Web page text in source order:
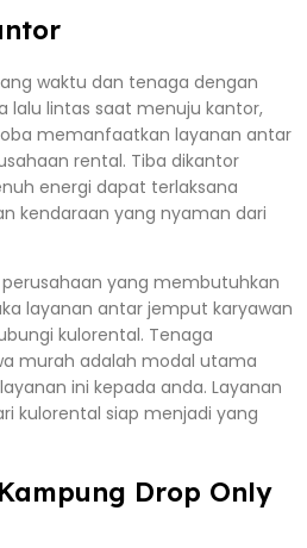
waktu dan tenaga dengan
lalu lintas saat menuju kantor,
memanfaatkan layanan antar
rental. Tiba dikantor
energi dapat terlaksana
kendaraan yang nyaman dari
yang membutuhkan
layanan antar jemput karyawan
kulorental. Tenaga
murah adalah modal utama
ini kepada anda. Layanan
kulorental siap menjadi yang
Drop Only